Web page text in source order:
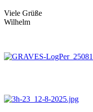
Viele Grüße
Wilhelm